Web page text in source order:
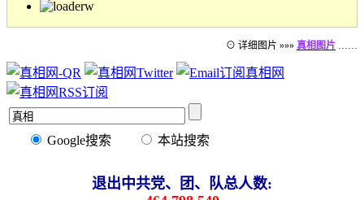
⊙ 详细图片 »»» 真相图片 ……
Google搜索 本站搜索
退出中共党、团、队总人数: